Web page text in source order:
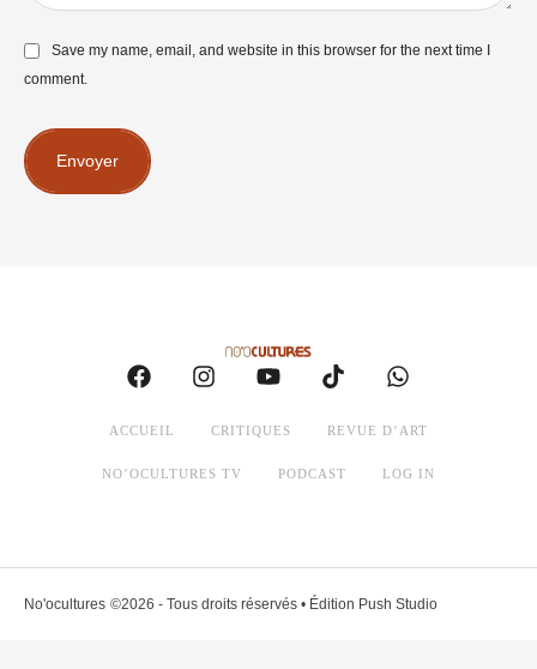
Save my name, email, and website in this browser for the next time I
comment.
Envoyer
ACCUEIL CRITIQUES REVUE D’ART
NO’OCULTURES TV PODCAST LOG IN
No'ocultures ©2026 - Tous droits réservés • Édition Push Studio